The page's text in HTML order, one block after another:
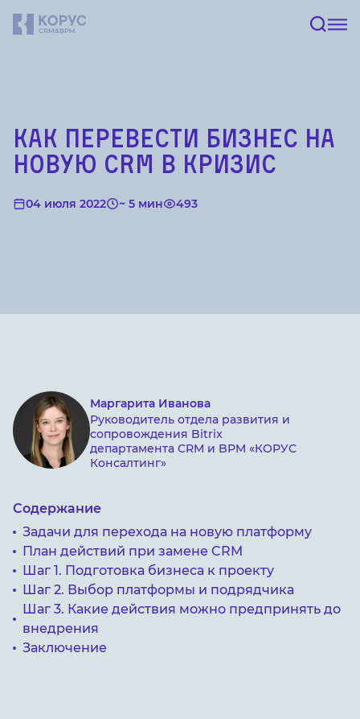
Как перевести бизнес на
новую CRM в кризис
04 июля 2022 ~ 5 мин 493
Маргарита Иванова
Руководитель отдела развития и
сопровождения Bitrix
департамента CRM и BPM «КОРУС
Консалтинг»
Содержание
Задачи для перехода на новую платформу
План действий при замене CRM
Шаг 1. Подготовка бизнеса к проекту
Шаг 2. Выбор платформы и подрядчика
Шаг 3. Какие действия можно предпринять до
внедрения
Заключение